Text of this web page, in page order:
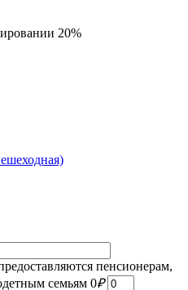
20%
пенсионерам,
семьям 0₽